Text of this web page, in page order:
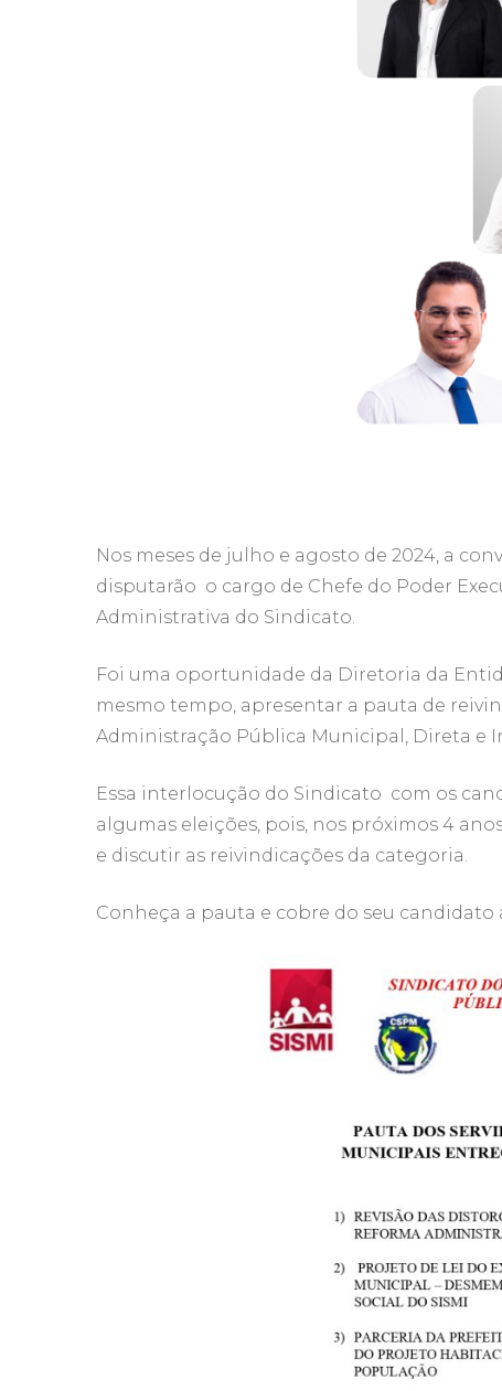
links Úteis
Parceiros
Nos meses de julho e agosto de 2024, a
disputarão o cargo de Chefe do Poder
Administrativa do Sindicato.
Foi uma oportunidade da Diretoria da
mesmo tempo, apresentar a pauta de
Administração Pública Municipal, Direta e
Essa interlocução do Sindicato com os
algumas eleições, pois, nos próximos 4
e discutir as reivindicações da categoria.
Conheça a pauta e cobre do seu candidato